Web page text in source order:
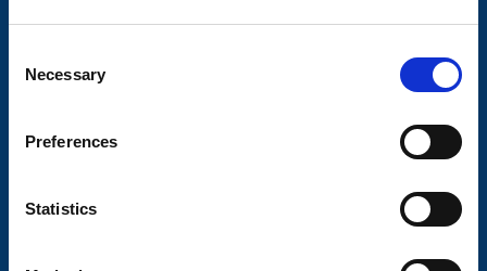
Necessary
Preferences
Statistics
Släpvagnsfabrikat
Släpvagnsservice
Frågor & Svar